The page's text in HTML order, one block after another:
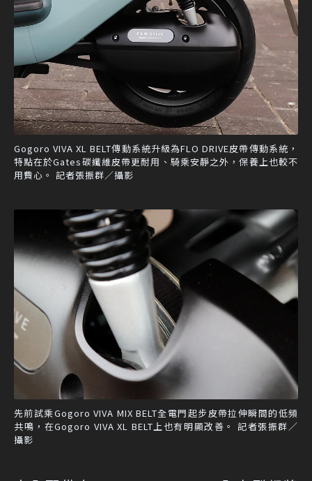
Gogoro VIVA XL BELT傳動系統升級為FLO DRIVE皮帶傳動系統，
特點在於Gates碳纖維皮帶更耐用、騎乘安靜之外，保養上也較不
用費心。 記者張振群／攝影
先前試乘Gogoro VIVA MIX BELT全電門起步皮帶拉伸瞬間的低頻
共鳴，在Gogoro VIVA XL BELT上也有明顯改善。 記者張振群／
攝影